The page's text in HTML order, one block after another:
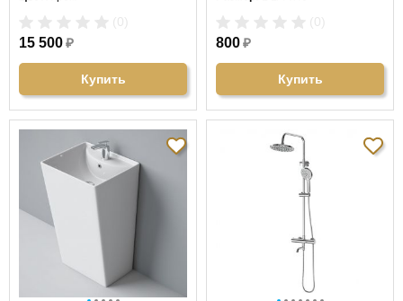
15 500₽
Купить
800₽
Купить